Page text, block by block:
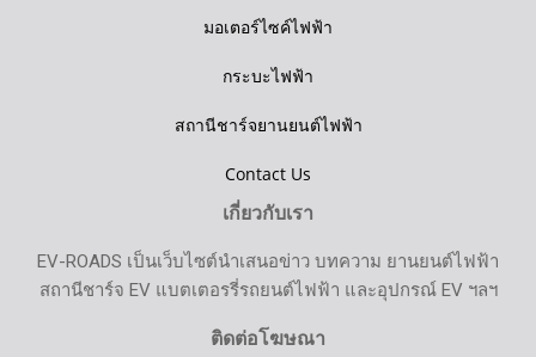
มอเตอร์ไซค์ไฟฟ้า
กระบะไฟฟ้า
สถานีชาร์จยานยนต์ไฟฟ้า
Contact Us
เกี่ยวกับเรา
EV-ROADS เป็นเว็บไซต์นำเสนอข่าว บทความ ยานยนต์ไฟฟ้า
สถานีชาร์จ EV แบตเตอรรี่รถยนต์ไฟฟ้า และอุปกรณ์ EV ฯลฯ
ติดต่อโฆษณา